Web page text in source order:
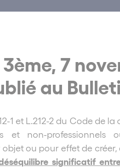
7
au
1 et L.212-2 du Code de
et non-professionnels
ou pour effet de
significatif